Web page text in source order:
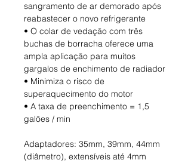
sangramento de ar demorado após
reabastecer o novo refrigerante
• O colar de vedação com três
buchas de borracha oferece uma
ampla aplicação para muitos
gargalos de enchimento de radiador
• Minimiza o risco de
superaquecimento do motor
• A taxa de preenchimento = 1,5
galões / min
Adaptadores: 35mm, 39mm, 44mm
(diâmetro), extensíveis até 4mm